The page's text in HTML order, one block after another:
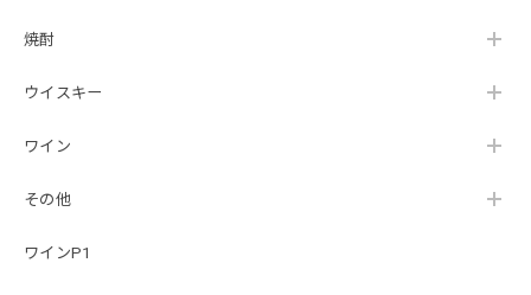
焼酎
ウイスキー
ワイン
その他
ワインP1